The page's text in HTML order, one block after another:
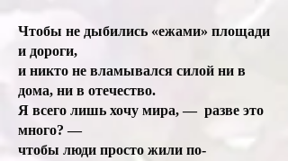
Чтобы не дыбились «ежами» площади
и дороги,
и никто не вламывался силой ни в
дома, ни в отечество.
Я всего лишь хочу мира, — разве это
много? —
чтобы люди просто жили по-